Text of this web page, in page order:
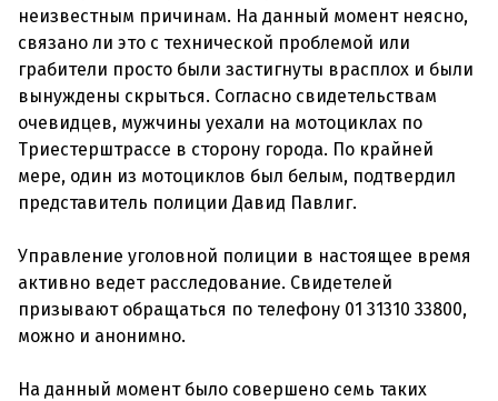
неизвестным причинам. На данный момент неясно,
связано ли это с технической проблемой или
грабители просто были застигнуты врасплох и были
вынуждены скрыться. Согласно свидетельствам
очевидцев, мужчины уехали на мотоциклах по
Триестерштрассе в сторону города. По крайней
мере, один из мотоциклов был белым, подтвердил
представитель полиции Давид Павлиг.
Управление уголовной полиции в настоящее время
активно ведет расследование. Свидетелей
призывают обращаться по телефону 01 31310 33800,
можно и анонимно.
На данный момент было совершено семь таких